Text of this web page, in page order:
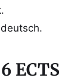
ECTS